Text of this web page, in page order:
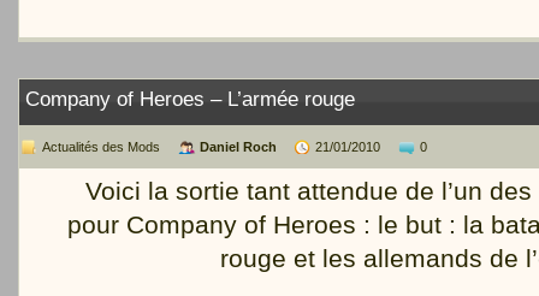
Company of Heroes – L’armée rouge
Actualités des Mods Daniel Roch 21/01/2010 0
Voici la sortie tant attendue de l’un
pour Company of Heroes : le but : la
rouge et les allemands de